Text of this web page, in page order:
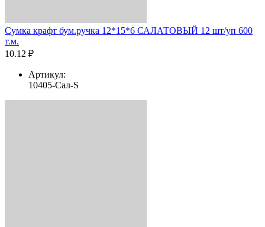
Сумка крафт бум.ручка 12*15*6 САЛАТОВЫЙ 12 шт/уп 600
т.м.
10.12 ₽
Артикул:
10405-Сал-S